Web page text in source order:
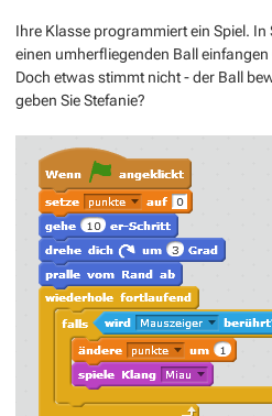
Ihre Klasse programmiert ein Spiel. In
einen umherfliegenden Ball
Doch etwas stimmt nicht - der Ball
geben Sie Stefanie?